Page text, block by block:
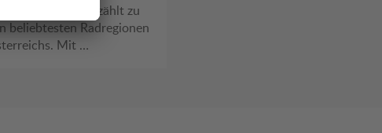
Salzkammergut zählt zu
beliebtesten Radregionen
Mit …